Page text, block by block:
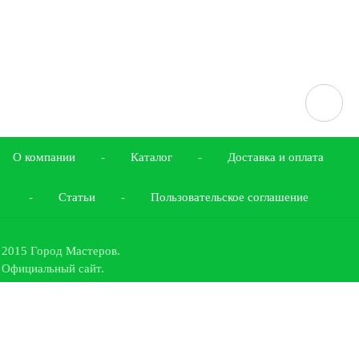
О компании - Каталог - Доставка и оплата
- Статьи - Пользовательское соглашение
2015 Город Мастеров.
Официальный сайт.
Все права защищены.